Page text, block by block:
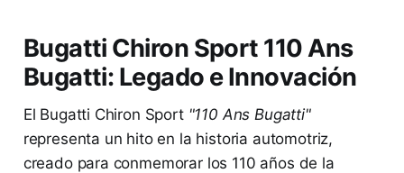
Bugatti Chiron Sport 110 Ans
Bugatti: Legado e Innovación
El Bugatti Chiron Sport "110 Ans Bugatti"
representa un hito en la historia automotriz,
creado para conmemorar los 110 años de la